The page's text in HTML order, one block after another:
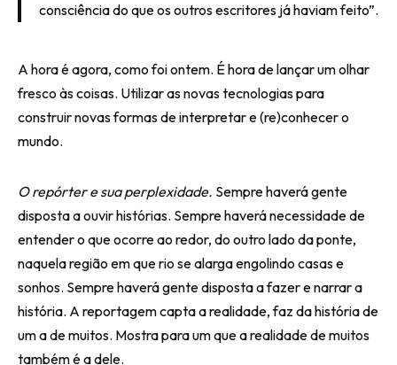
consciência do que os outros escritores já haviam feito”.
A hora é agora, como foi ontem. É hora de lançar um olhar
fresco às coisas. Utilizar as novas tecnologias para
construir novas formas de interpretar e (re)conhecer o
mundo.
O repórter e sua perplexidade. Sempre haverá gente
disposta a ouvir histórias. Sempre haverá necessidade de
entender o que ocorre ao redor, do outro lado da ponte,
naquela região em que rio se alarga engolindo casas e
sonhos. Sempre haverá gente disposta a fazer e narrar a
história. A reportagem capta a realidade, faz da história de
um a de muitos. Mostra para um que a realidade de muitos
também é a dele.